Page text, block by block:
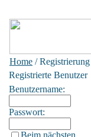
Home / Registrierung
Registrierte Benutzer
Benutzername:
Passwort:
Beim nächsten